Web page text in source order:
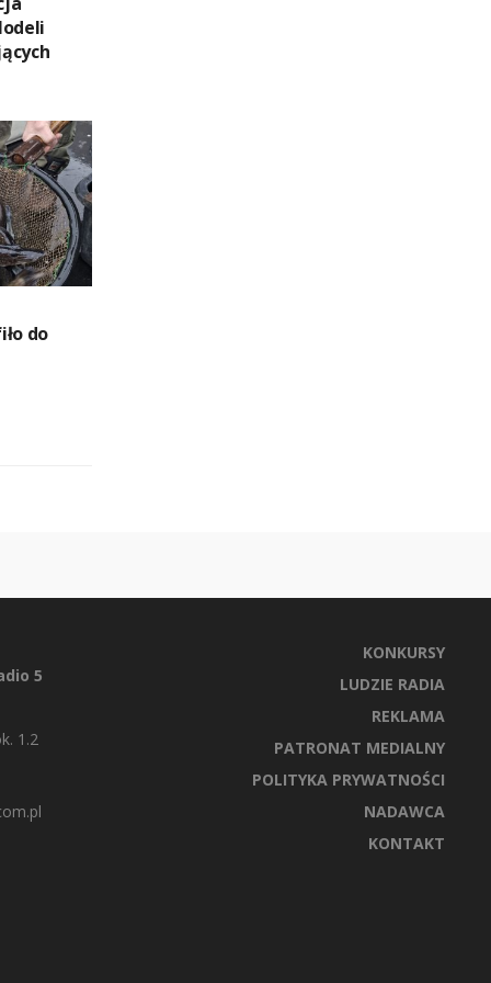
do
5
1.2
KONKURSY
LUDZIE RADIA
REKLAMA
PATRONAT MEDIALNY
POLITYKA PRYWATNOŚCI
NADAWCA
KONTAKT